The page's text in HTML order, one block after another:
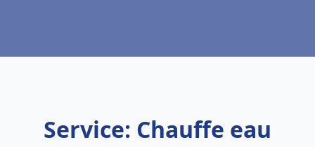
Service: Chauffe eau